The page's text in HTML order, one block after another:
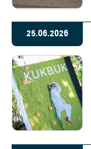
25.06.2026